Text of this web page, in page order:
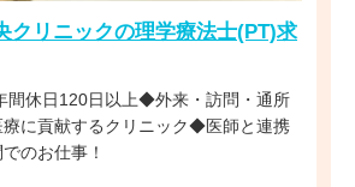
クリニックの理学療法士(PT)求
休日120日以上◆外来・訪問・通所
に貢献するクリニック◆医師と連携
のお仕事！